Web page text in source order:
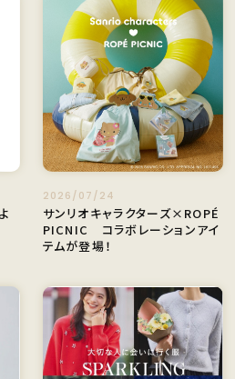
2026/07/24
サンリオキャラクターズ×ROPÉ
PICNIC コラボレーションアイ
テムが登場！